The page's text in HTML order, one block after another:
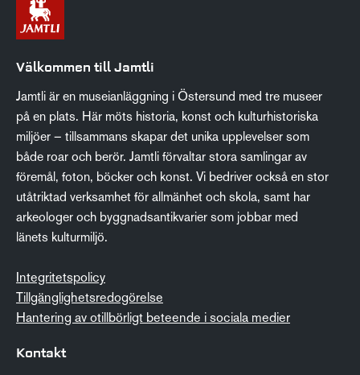
Välkommen till Jamtli
Jamtli är en museianläggning i Östersund med tre museer
på en plats. Här möts historia, konst och kulturhistoriska
miljöer – tillsammans skapar det unika upplevelser som
både roar och berör. Jamtli förvaltar stora samlingar av
föremål, foton, böcker och konst. Vi bedriver också en stor
utåtriktad verksamhet för allmänhet och skola, samt har
arkeologer och byggnadsantikvarier som jobbar med
länets kulturmiljö.
Integritetspolicy
Tillgänglighetsredogörelse
Hantering av otillbörligt beteende i sociala medier
Kontakt